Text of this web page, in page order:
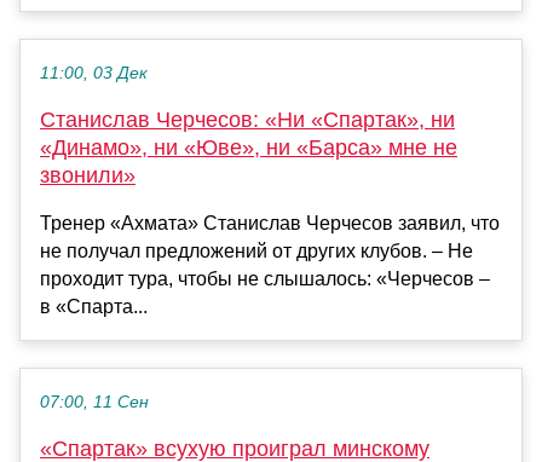
11:00, 03 Дек
Станислав Черчесов: «Ни «Спартак», ни
«Динамо», ни «Юве», ни «Барса» мне не
звонили»
Тренер «Ахмата» Станислав Черчесов заявил, что
не получал предложений от других клубов. – Не
проходит тура, чтобы не слышалось: «Черчесов –
в «Спарта...
07:00, 11 Сен
«Спартак» всухую проиграл минскому